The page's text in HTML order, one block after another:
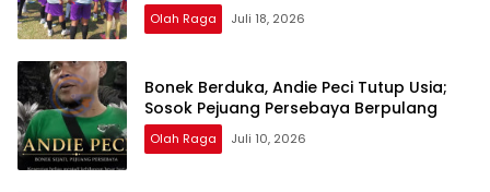
Olah Raga Juli 18, 2026
Bonek Berduka, Andie Peci Tutup Usia;
Sosok Pejuang Persebaya Berpulang
Olah Raga Juli 10, 2026